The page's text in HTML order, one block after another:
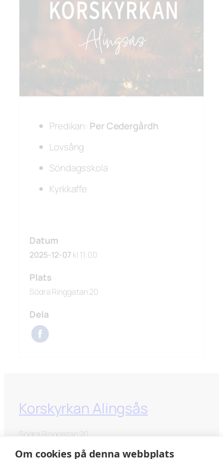
Predikan: Per Cedergårdh
Lovsång
Söndagsskola
Kyrkkaffe
Datum
2025-12-07kl 11:00
Plats
Södra Ringgatan 20
Dela
Korskyrkan Alingsås
Södra Ringgatan 20
Om cookies på denna webbplats